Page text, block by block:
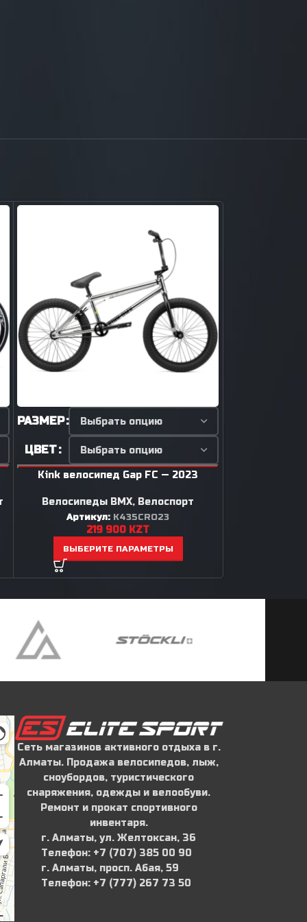
РАЗМЕР
ЦВЕТ
Kink велосипед Gap FC — 2023
Велосипеды BMX, Велоспорт
Артикул: K435CRO23
219 900 KZT
ВЫБЕРИТЕ ПАРАМЕТРЫ
Сеть магазинов активного отдыха в г.
Алматы. Продажа велосипедов, лыж,
сноубордов, туристического
снаряжения, одежды и велообуви.
Ремонт и прокат спортивного
инвентаря.
г. Алматы, ул. Желтоксан, 36
Телефон: ‪+7 (707) 385 00 90‬
г. Алматы, просп. Абая, 59
Телефон: ‪+7 (777) 267 73 50